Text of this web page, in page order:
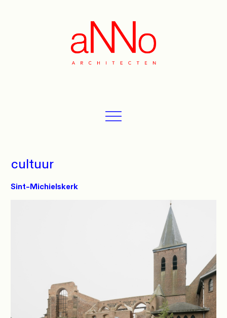
cultuur
Sint-Michielskerk